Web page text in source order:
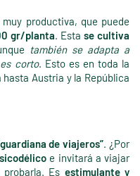
productiva, que puede
gr/planta. Esta se cultiva
también se adapta a
corto. Esto es en toda la
Austria y la República
de viajeros”. ¿Por
e invitará a viajar
Es estimulante y